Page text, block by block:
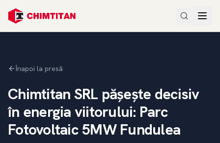
Înapoi la presă
Chimtitan SRL pășește decisiv
în energia viitorului: Parc
Fotovoltaic 5MW Fundulea